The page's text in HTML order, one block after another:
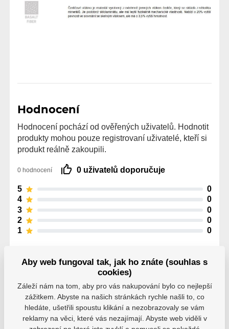
Hodnocení
Hodnocení pochází od ověřených uživatelů. Hodnotit
produkty mohou pouze registrovaní uživatelé, kteří si
produkt reálně zakoupili.
0 hodnocení 0 uživatelů doporučuje
5
0
4
0
3
0
2
0
1
0
Parametry
Aby web fungoval tak, jak ho znáte (souhlas s
cookies)
Záleží nám na tom, aby pro vás nakupování bylo co nejlepší
zážitkem. Abyste na našich stránkách rychle našli to, co
hledáte, ušetřili spoustu klikání a nezobrazovaly se vám
reklamy na věci, které vás nezajímají. Abyste web viděli v